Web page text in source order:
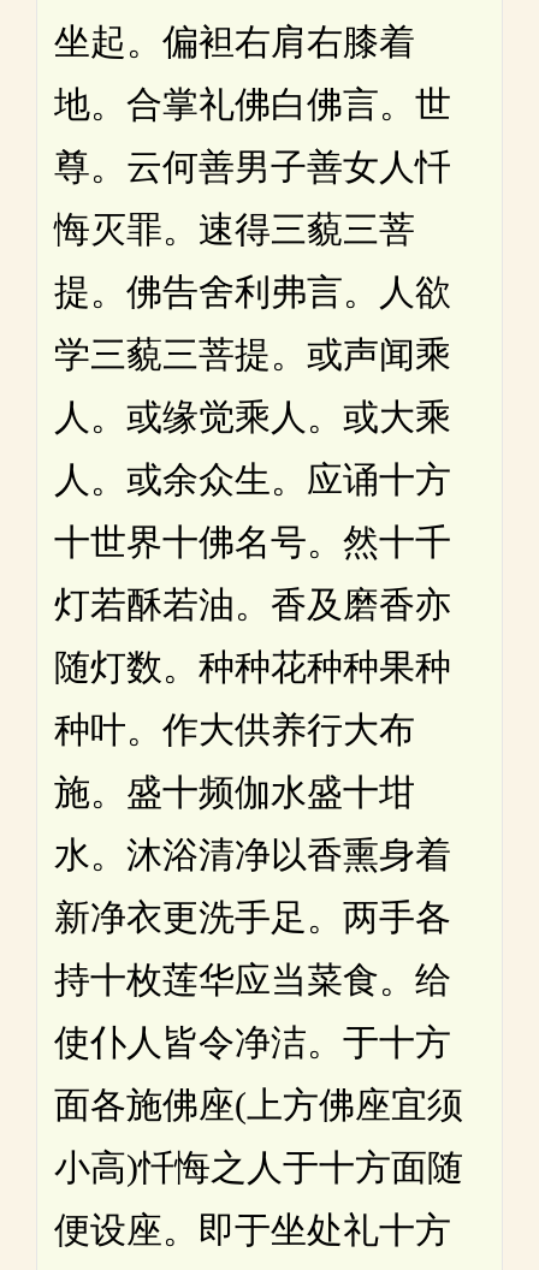
坐起。偏袒右肩右膝着
地。合掌礼佛白佛言。世
尊。云何善男子善女人忏
悔灭罪。速得三藐三菩
提。佛告舍利弗言。人欲
学三藐三菩提。或声闻乘
人。或缘觉乘人。或大乘
人。或余众生。应诵十方
十世界十佛名号。然十千
灯若酥若油。香及磨香亦
随灯数。种种花种种果种
种叶。作大供养行大布
施。盛十频伽水盛十坩
水。沐浴清净以香熏身着
新净衣更洗手足。两手各
持十枚莲华应当菜食。给
使仆人皆令净洁。于十方
面各施佛座(上方佛座宜须
小高)忏悔之人于十方面随
便设座。即于坐处礼十方